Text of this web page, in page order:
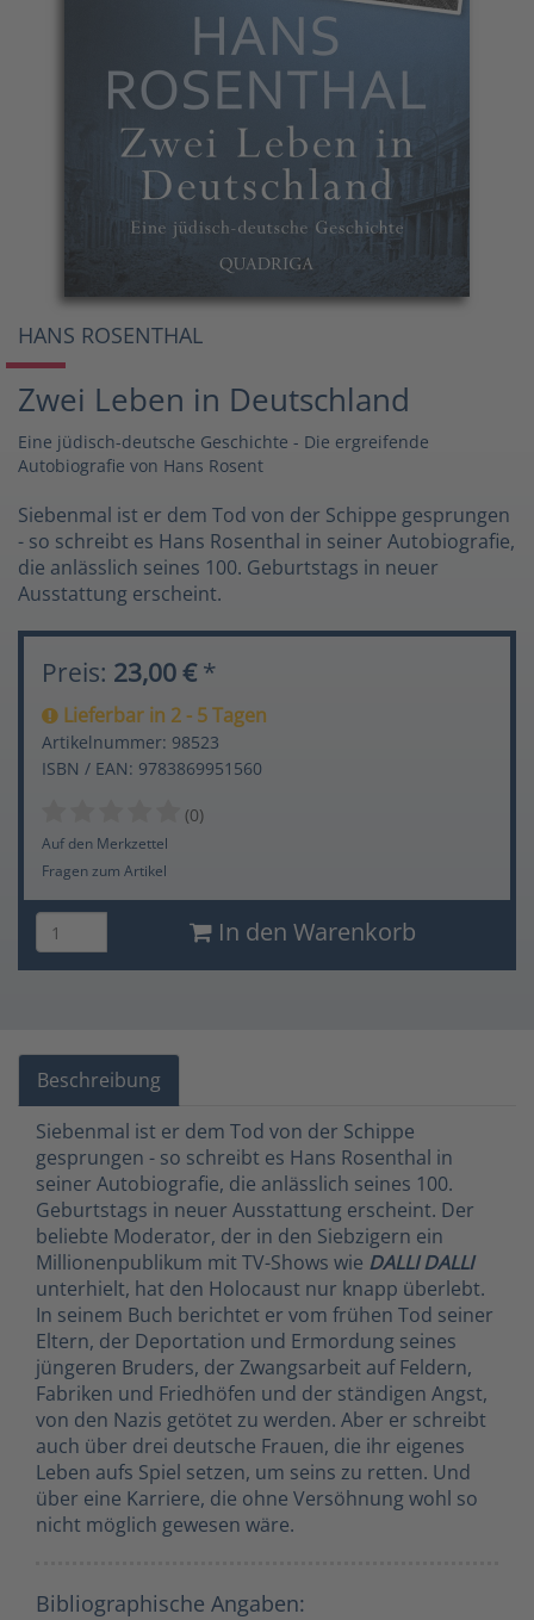
HANS ROSENTHAL
Zwei Leben in Deutschland
Eine jüdisch-deutsche Geschichte - Die ergreifende
Autobiografie von Hans Rosent
Siebenmal ist er dem Tod von der Schippe gesprungen
- so schreibt es Hans Rosenthal in seiner Autobiografie,
die anlässlich seines 100. Geburtstags in neuer
Ausstattung erscheint.
Preis: 23,00 € *
Lieferbar in 2 - 5 Tagen
Artikelnummer: 98523
ISBN / EAN: 9783869951560
(0)
Auf den Merkzettel
Fragen zum Artikel
In den Warenkorb
Beschreibung
Siebenmal ist er dem Tod von der Schippe
gesprungen - so schreibt es Hans Rosenthal in
seiner Autobiografie, die anlässlich seines 100.
Geburtstags in neuer Ausstattung erscheint. Der
beliebte Moderator, der in den Siebzigern ein
Millionenpublikum mit TV-Shows wie DALLI DALLI
unterhielt, hat den Holocaust nur knapp überlebt.
In seinem Buch berichtet er vom frühen Tod seiner
Eltern, der Deportation und Ermordung seines
jüngeren Bruders, der Zwangsarbeit auf Feldern,
Fabriken und Friedhöfen und der ständigen Angst,
von den Nazis getötet zu werden. Aber er schreibt
auch über drei deutsche Frauen, die ihr eigenes
Leben aufs Spiel setzen, um seins zu retten. Und
über eine Karriere, die ohne Versöhnung wohl so
nicht möglich gewesen wäre.
Bibliographische Angaben: